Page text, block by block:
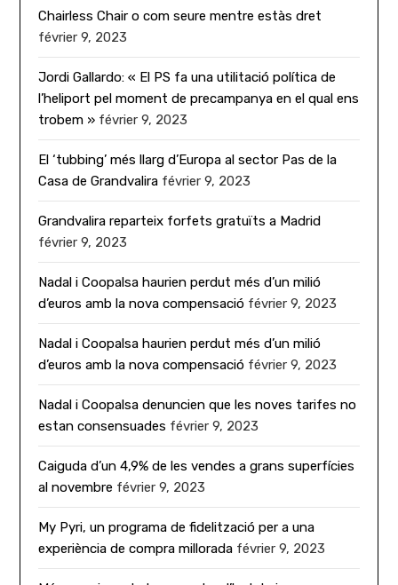
Chairless Chair o com seure mentre estàs dret
février 9, 2023
Jordi Gallardo: « El PS fa una utilitació política de
l’heliport pel moment de precampanya en el qual ens
trobem » février 9, 2023
El ‘tubbing’ més llarg d’Europa al sector Pas de la
Casa de Grandvalira février 9, 2023
Grandvalira reparteix forfets gratuïts a Madrid
février 9, 2023
Nadal i Coopalsa haurien perdut més d’un milió
d’euros amb la nova compensació février 9, 2023
Nadal i Coopalsa haurien perdut més d’un milió
d’euros amb la nova compensació février 9, 2023
Nadal i Coopalsa denuncien que les noves tarifes no
estan consensuades février 9, 2023
Caiguda d’un 4,9% de les vendes a grans superfícies
al novembre février 9, 2023
My Pyri, un programa de fidelització per a una
experiència de compra millorada février 9, 2023